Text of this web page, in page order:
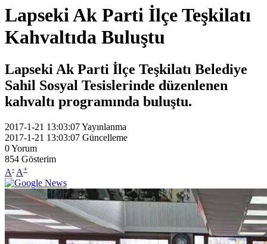
Lapseki Ak Parti İlçe Teşkilatı
Kahvaltıda Buluştu
Lapseki Ak Parti İlçe Teşkilatı Belediye
Sahil Sosyal Tesislerinde düzenlenen
kahvaltı programında buluştu.
2017-1-21 13:03:07Yayınlanma
2017-1-21 13:03:07 Güncelleme
0Yorum
854 Gösterim
A- A+